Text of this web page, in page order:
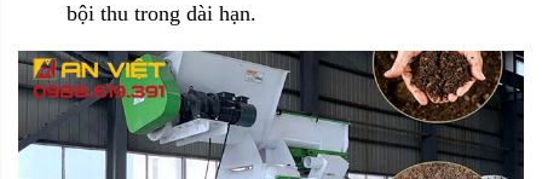
bội thu trong dài hạn.